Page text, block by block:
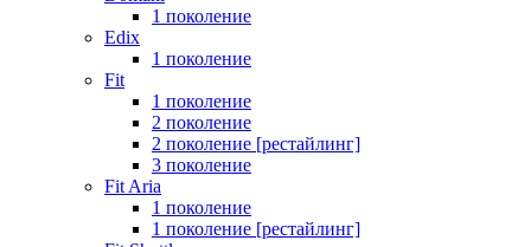
1 поколение
Edix
1 поколение
Fit
1 поколение
2 поколение
2 поколение [рестайлинг]
3 поколение
Fit Aria
1 поколение
1 поколение [рестайлинг]